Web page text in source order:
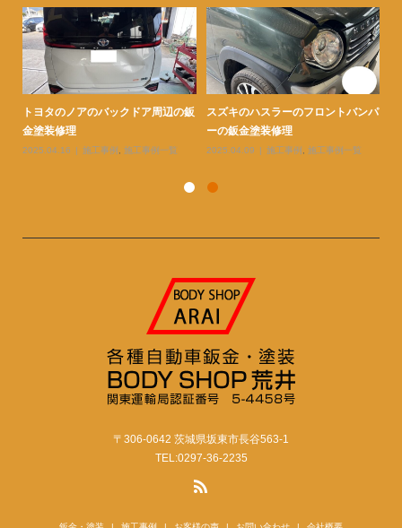
トヨタのシエンタの右リヤクォータ
ーとリヤドアと足周りの鈑金塗...
2026.02.26 施工事例 施工事例一覧
トヨタのアクアの右フロントフェン
ダーとバンパーとボンネットの...
2026.02.26 施工事例 施工事例一覧
〒306-0642 茨城県坂東市長谷563-1
TEL:0297-36-2235